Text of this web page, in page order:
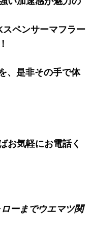
ペンサーマフラー
、是非その手で体
お気軽にお電話く
ーまでウエマツ関